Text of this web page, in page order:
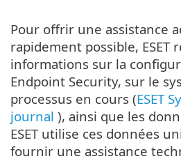
Pour offrir une assistance
rapidement possible, ESET
informations sur la
Endpoint Security, sur le
processus en cours (ESET
journal ), ainsi que les
ESET utilise ces données
fournir une assistance